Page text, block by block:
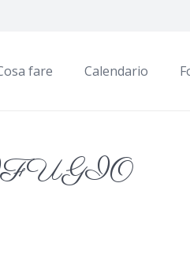
fare Calendario